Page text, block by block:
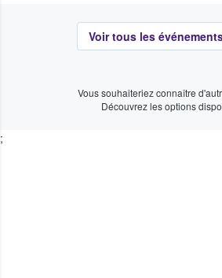
Voir tous les
Vous souhaiteriez connaître
Découvrez les options
;